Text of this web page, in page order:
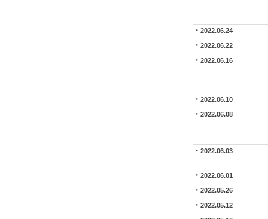
2022.06.24
2022.06.22
2022.06.16
2022.06.10
2022.06.08
2022.06.03
2022.06.01
2022.05.26
2022.05.12